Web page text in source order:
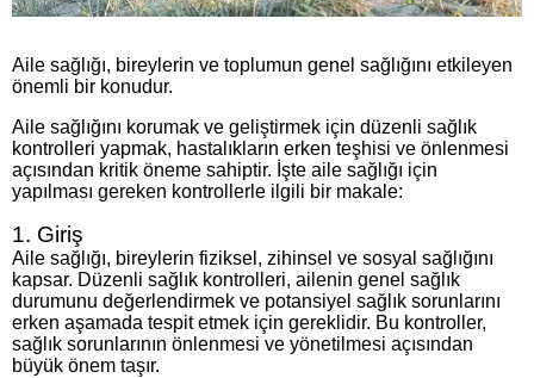
Aile sağlığı, bireylerin ve toplumun genel sağlığını etkileyen
önemli bir konudur.
Aile sağlığını korumak ve geliştirmek için düzenli sağlık
kontrolleri yapmak, hastalıkların erken teşhisi ve önlenmesi
açısından kritik öneme sahiptir. İşte aile sağlığı için
yapılması gereken kontrollerle ilgili bir makale:
1. Giriş
Aile sağlığı, bireylerin fiziksel, zihinsel ve sosyal sağlığını
kapsar. Düzenli sağlık kontrolleri, ailenin genel sağlık
durumunu değerlendirmek ve potansiyel sağlık sorunlarını
erken aşamada tespit etmek için gereklidir. Bu kontroller,
sağlık sorunlarının önlenmesi ve yönetilmesi açısından
büyük önem taşır.